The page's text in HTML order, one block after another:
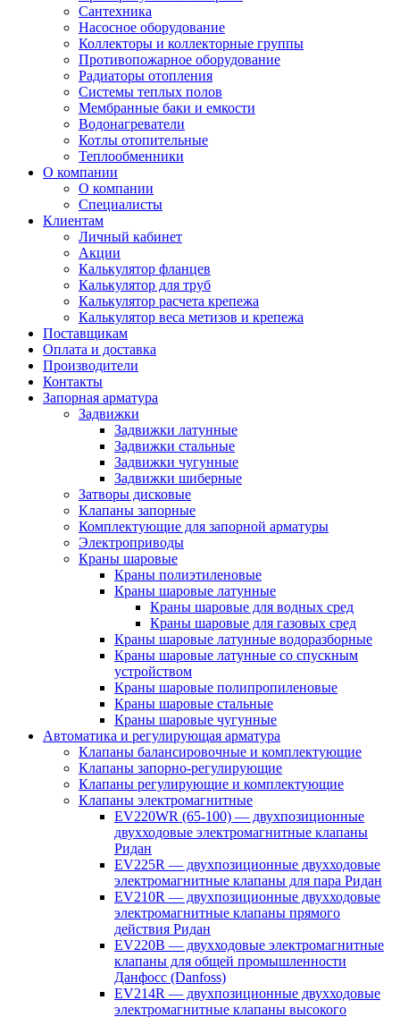
Сантехника
Насосное оборудование
Коллекторы и коллекторные группы
Противопожарное оборудование
Радиаторы отопления
Системы теплых полов
Мембранные баки и емкости
Водонагреватели
Котлы отопительные
Теплообменники
О компании
О компании
Специалисты
Клиентам
Личный кабинет
Акции
Калькулятор фланцев
Калькулятор для труб
Калькулятор расчета крепежа
Калькулятор веса метизов и крепежа
Поставщикам
Оплата и доставка
Производители
Контакты
Запорная арматура
Задвижки
Задвижки латунные
Задвижки стальные
Задвижки чугунные
Задвижки шиберные
Затворы дисковые
Клапаны запорные
Комплектующие для запорной арматуры
Электроприводы
Краны шаровые
Краны полиэтиленовые
Краны шаровые латунные
Краны шаровые для водных сред
Краны шаровые для газовых сред
Краны шаровые латунные водоразборные
Краны шаровые латунные со спускным
устройством
Краны шаровые полипропиленовые
Краны шаровые стальные
Краны шаровые чугунные
Автоматика и регулирующая арматура
Клапаны балансировочные и комплектующие
Клапаны запорно-регулирующие
Клапаны регулирующие и комплектующие
Клапаны электромагнитные
EV220WR (65-100) — двухпозиционные
двухходовые электромагнитные клапаны
Ридан
EV225R — двухпозиционные двухходовые
электромагнитные клапаны для пара Ридан
EV210R — двухпозиционные двухходовые
электромагнитные клапаны прямого
действия Ридан
EV220B — двухходовые электромагнитные
клапаны для общей промышленности
Данфосс (Danfoss)
EV214R — двухпозиционные двухходовые
электромагнитные клапаны высокого